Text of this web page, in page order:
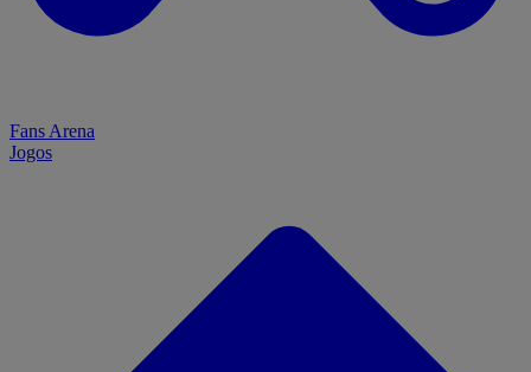
Fans Arena
Jogos